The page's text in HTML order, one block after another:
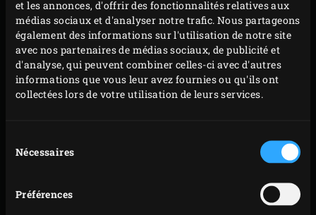
et les annonces, d'offrir des fonctionnalités relatives aux
médias sociaux et d'analyser notre trafic. Nous partageons
également des informations sur l'utilisation de notre site
avec nos partenaires de médias sociaux, de publicité et
d'analyse, qui peuvent combiner celles-ci avec d'autres
informations que vous leur avez fournies ou qu'ils ont
collectées lors de votre utilisation de leurs services.
duNécessaires
Préférences
Placez le secreto et le chorizo sur la grille. Faites
griller la viande pendant environ 3 minutes.
Retournez le secreto et le chorizo et laissez-les
griller pendant encore 2 à 3 minutes jusqu’à ce que
le secreto atteigne une température à cœur de 65 °C.
Réservez le secreto et le chorizo grillés. Retirez la
grille en acier inoxydable
dans le kamado. Posez le
sur la grille,